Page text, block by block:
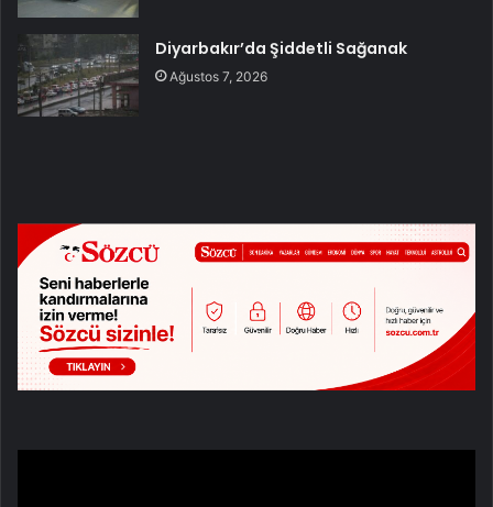
Diyarbakır’da Şiddetli Sağanak
Ağustos 7, 2026